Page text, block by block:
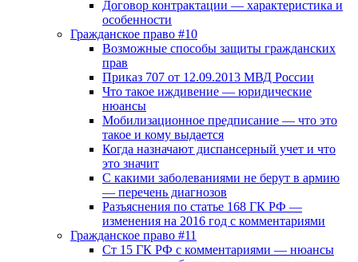
Договор контрактации — характеристика и
особенности
Гражданское право #10
Возможные способы защиты гражданских
прав
Приказ 707 от 12.09.2013 МВД России
Что такое иждивение — юридические
нюансы
Мобилизационное предписание — что это
такое и кому выдается
Когда назначают диспансерный учет и что
это значит
С какими заболеваниями не берут в армию
— перечень диагнозов
Разъяснения по статье 168 ГК РФ —
изменения на 2016 год с комментариями
Гражданское право #11
Ст 15 ГК РФ с комментариями — нюансы